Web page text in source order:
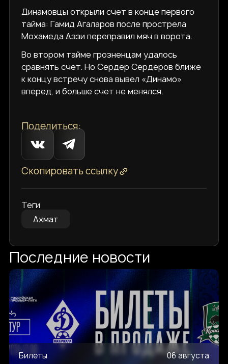
Динамовцы открыли счет в конце первого
тайма: Гамид Агаларов после прострела
Мохамеда Аззи переправил мяч в ворота.
Во втором тайме грозненцам удалось
сравнять счет. Но Сердер Сердеров ближе
к концу встречу снова вывел «Динамо»
вперед, и больше счет не менялся.
Поделиться:
Скопировать ссылку
Теги
Ахмат
Последние новости
Билеты 06 августа